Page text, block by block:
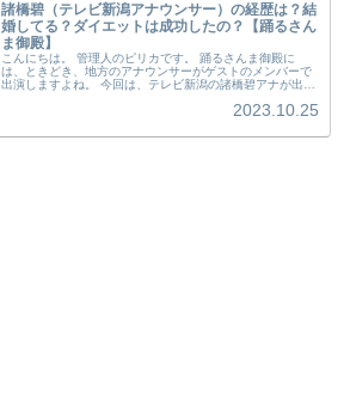
諸橋碧（テレビ新潟アナウンサー）の経歴は？結
婚してる？ダイエットは成功したの？【踊るさん
ま御殿】
こんにちは。 管理人のピリカです。 踊るさんま御殿に
は、ときどき、地方のアナウンサーがゲストのメンバーで
出演しますよね。 今回は、テレビ新潟の諸橋碧アナが出演
2023.10.25